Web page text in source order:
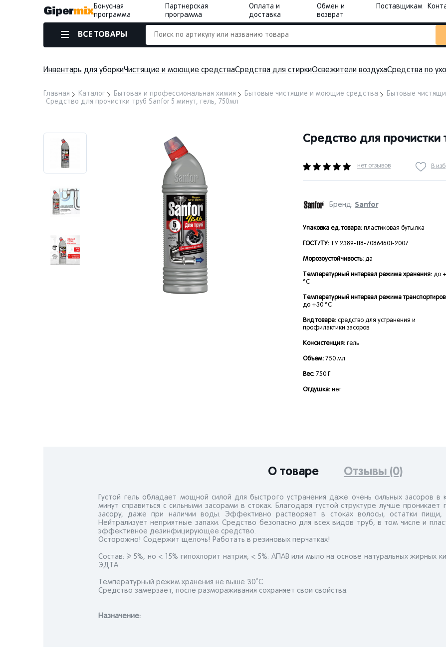
Бонусная
программа
Партнерская
программа
Оплата и
доставка
Обмен и
возврат
Поставщикам
ВСЕ ТОВАРЫ
Инвентарь для уборкиЧистящие и моющие средстваСредства для стиркиОсвежители воздухаСредства по
Главная Каталог Бытовая и профессиональная химия Бытовые чистящие и моющие средства
Бытовые
Средство для прочистки труб Sanfor 5 минут, гель, 750мл
Средство для
нет отзывов В
Бренд: Sanfor
Упаковка ед. товара: пластиковая бутылка
ГОСТ/ТУ: ТУ 2389-118-70864601-2007
Морозоустойчивость: да
Температурный интервал режима хранения: до
°C
Температурный интервал режима
до +30 °C
Вид товара: средство для устранения и
профилактики засоров
Консистенция: гель
Объем: 750 мл
Вес: 750 Г
Отдушка: нет
О товаре Отзывы (0)
Густой гель обладает мощной силой для быстрого устранения даже очень сильных засоров в
минут справиться с сильными засорами в стоках. Благодаря густой структуре лучше проникает
засору, даже при наличии воды. Эффективно растворяет в стоках волосы, остатки пищи,
Нейтрализует неприятные запахи. Средство безопасно для всех видов труб, в том числе и
эффективное дезинфицирующее средство.
Осторожно! Содержит щелочь! Работать в резиновых перчатках!
Состав: ≥ 5%, но < 15% гипохлорит натрия; < 5%: АПАВ или мыло на основе натуральных жирных
ЭДТА .
Температурный режим хранения не выше 30˚С.
Средство замерзает, после размораживания сохраняет свои свойства.
Назначениe: